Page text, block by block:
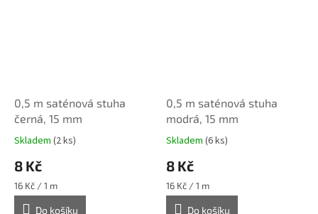
0,5 m saténová stuha
černá, 15 mm
Skladem (2 ks)
8 Kč
Měrná
cena:
16 Kč / 1 m
Do košíku
0,5 m saténová stuha
modrá, 15 mm
Skladem (6 ks)
8 Kč
Měrná
cena:
16 Kč / 1 m
Do košíku